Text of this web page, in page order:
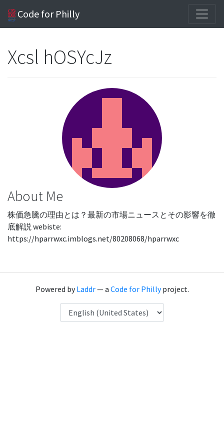
Code for Philly
Xcsl hOSYcJz
About Me
株価急騰の理由とは？最新の市場ニュースとその影響を徹
底解説 webiste:
https://hparrwxc.imblogs.net/80208068/hparrwxc
Powered byLaddr— a Code for Phillyproject.
Language